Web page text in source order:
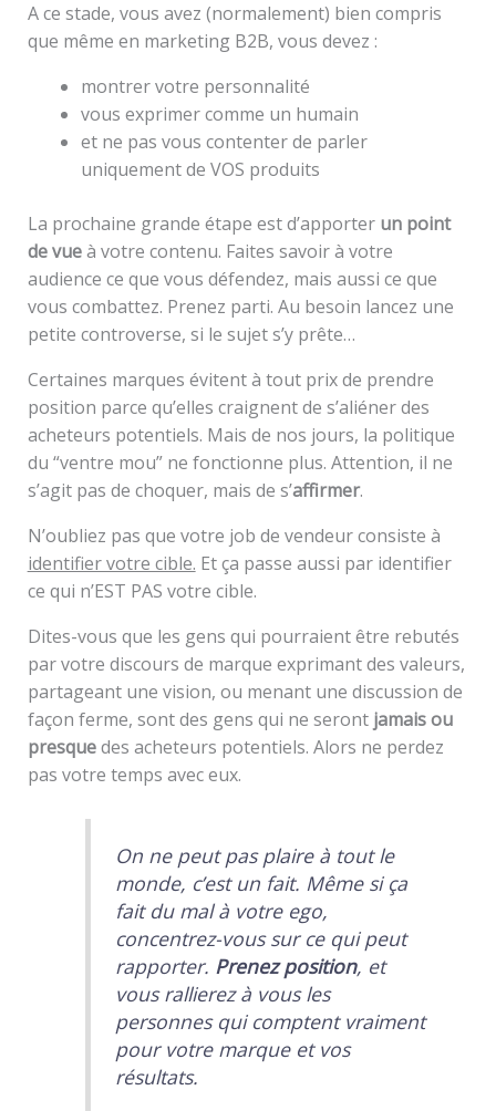
A ce stade, vous avez (normalement) bien compris
que même en marketing B2B, vous devez :
montrer votre personnalité
vous exprimer comme un humain
et ne pas vous contenter de parler
uniquement de VOS produits
La prochaine grande étape est d’apporterun point
de vueà votre contenu. Faites savoir à votre
audience ce que vous défendez, mais aussi ce que
vous combattez. Prenez parti. Au besoin lancez une
petite controverse, si le sujet s’y prête…
Certaines marques évitent à tout prix de prendre
position parce qu’elles craignent de s’aliéner des
acheteurs potentiels. Mais de nos jours, la politique
du “ventre mou” ne fonctionne plus. Attention, il ne
s’agit pas de choquer, mais de s’affirmer.
N’oubliez pas que votre job de vendeur consiste à
identifier votre cible. Et ça passe aussi par identifier
ce qui n’EST PAS votre cible.
Dites-vous que les gens qui pourraient être rebutés
par votre discours de marque exprimant des valeurs,
partageant une vision, ou menant une discussion de
façon ferme, sont des gens qui ne seront jamais ou
presquedes acheteurs potentiels. Alors ne perdez
pas votre temps avec eux.
On ne peut pas plaire à tout le
monde, c’est un fait. Même si ça
fait du mal à votre ego,
concentrez-vous sur ce qui peut
rapporter. Prenez position, et
vous rallierez à vous les
personnes qui comptent vraiment
pour votre marque et vos
résultats.